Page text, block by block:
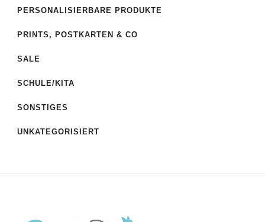
PERSONALISIERBARE PRODUKTE
PRINTS, POSTKARTEN & CO
SALE
SCHULE/KITA
SONSTIGES
UNKATEGORISIERT